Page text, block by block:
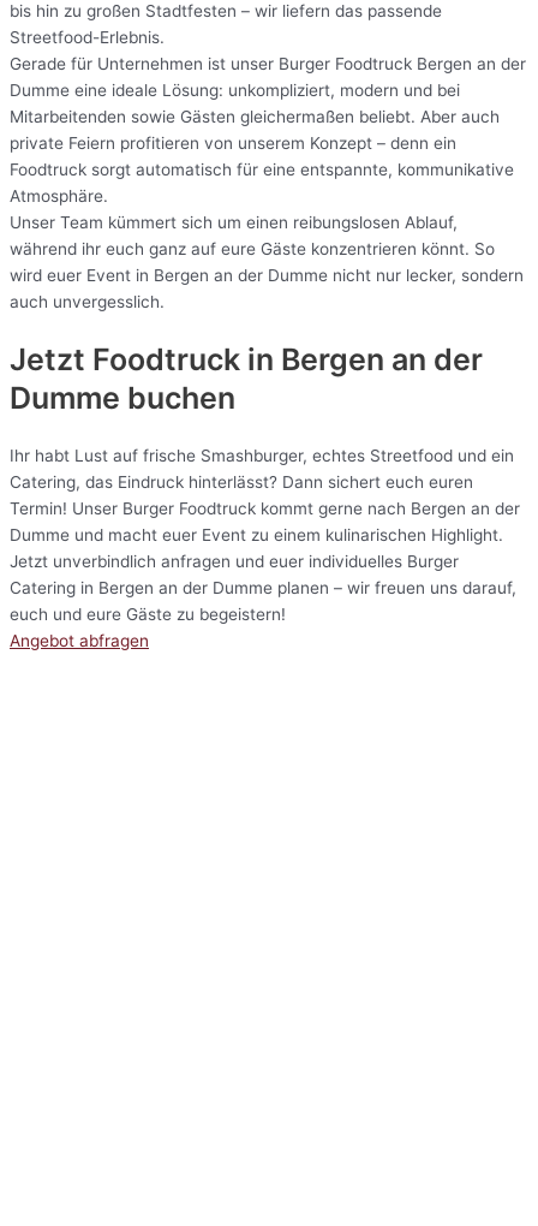
bis hin zu großen Stadtfesten – wir liefern das passende
Streetfood-Erlebnis.
Gerade für Unternehmen ist unser Burger Foodtruck Bergen an der
Dumme eine ideale Lösung: unkompliziert, modern und bei
Mitarbeitenden sowie Gästen gleichermaßen beliebt. Aber auch
private Feiern profitieren von unserem Konzept – denn ein
Foodtruck sorgt automatisch für eine entspannte, kommunikative
Atmosphäre.
Unser Team kümmert sich um einen reibungslosen Ablauf,
während ihr euch ganz auf eure Gäste konzentrieren könnt. So
wird euer Event in Bergen an der Dumme nicht nur lecker, sondern
auch unvergesslich.
Jetzt Foodtruck in Bergen an der
Dumme buchen
Ihr habt Lust auf frische Smashburger, echtes Streetfood und ein
Catering, das Eindruck hinterlässt? Dann sichert euch euren
Termin! Unser Burger Foodtruck kommt gerne nach Bergen an der
Dumme und macht euer Event zu einem kulinarischen Highlight.
Jetzt unverbindlich anfragen und euer individuelles Burger
Catering in Bergen an der Dumme planen – wir freuen uns darauf,
euch und eure Gäste zu begeistern!
Angebot abfragen